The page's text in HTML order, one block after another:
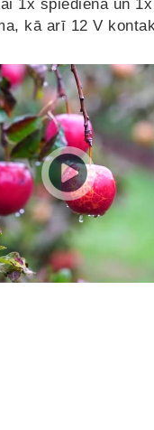
1x spiediena un
kā arī 12 V